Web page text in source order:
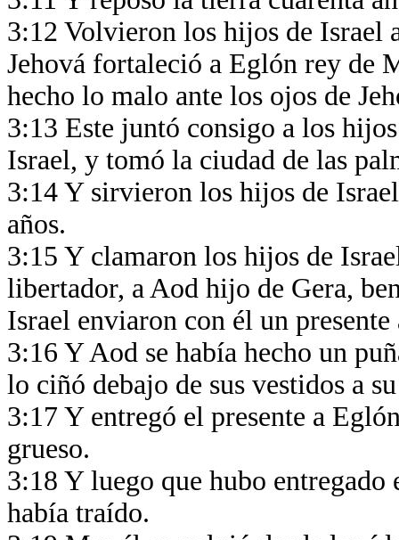
3:12 Volvieron los hijos de Israel
Jehová fortaleció a Eglón rey de
hecho lo malo ante los ojos de
3:13 Este juntó consigo a los
Israel, y tomó la ciudad de las
3:14 Y sirvieron los hijos de
años.
3:15 Y clamaron los hijos de
libertador, a Aod hijo de Gera,
Israel enviaron con él un
3:16 Y Aod se había hecho un
lo ciñó debajo de sus vestidos a
3:17 Y entregó el presente a
grueso.
3:18 Y luego que hubo entregado
había traído.